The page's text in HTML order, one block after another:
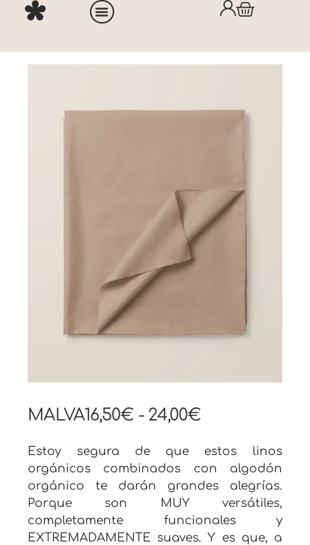
MALVA16,50€ - 24,00€
Estoy segura de que estos linos
orgánicos combinados con algodón
orgánico te darán grandes alegrías.
Porque son MUY versátiles,
completamente funcionales y
EXTREMADAMENTE suaves. Y es que, a